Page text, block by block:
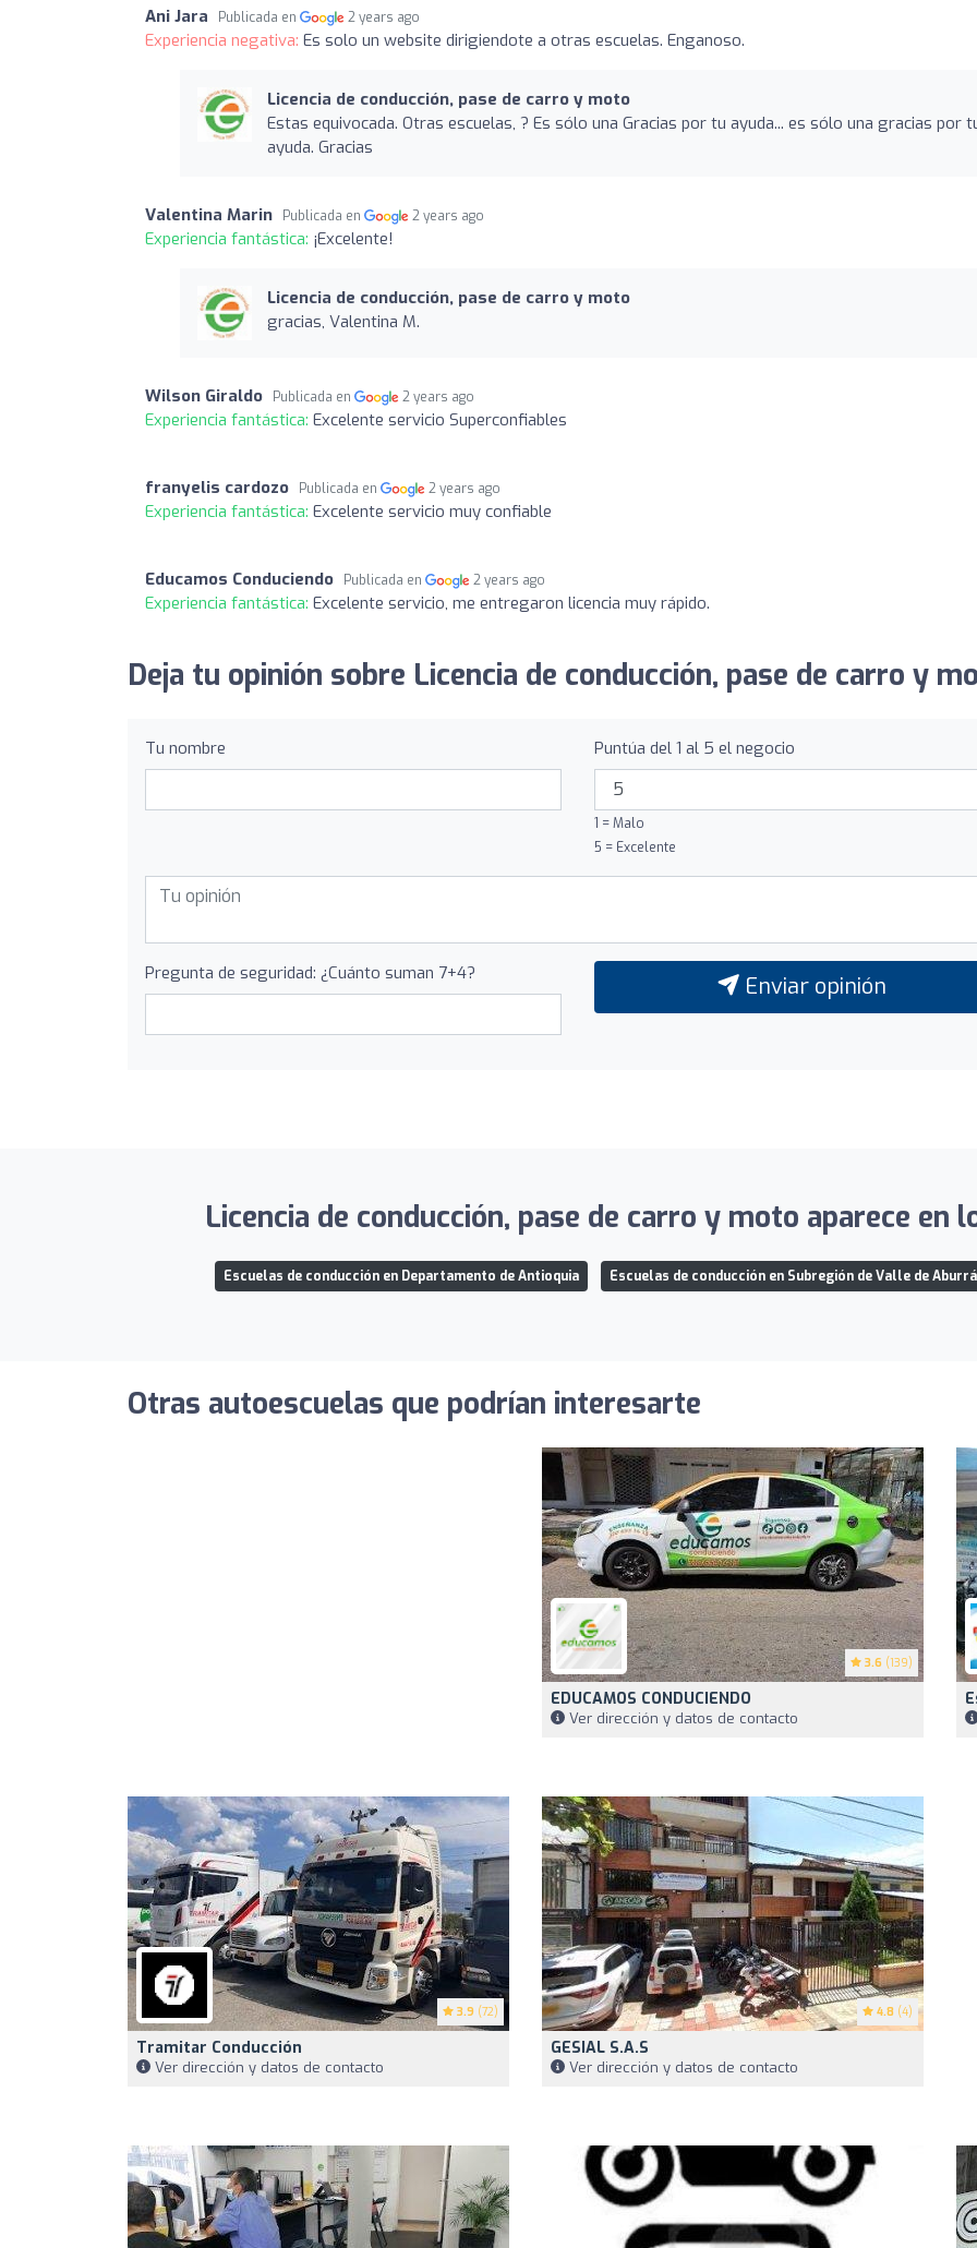
Ani Jara Publicada en 2 years ago
Experiencia negativa: Es solo un website dirigiendote a otras escuelas. Enganoso.
Licencia de conducción, pase de carro y moto
Estas equivocada. Otras escuelas, ? Es sólo una Gracias por tu ayuda... es sólo una gracias por
ayuda. Gracias
Valentina Marin Publicada en 2 years ago
Experiencia fantástica: ¡Excelente!
Licencia de conducción, pase de carro y moto
gracias, Valentina M.
Wilson Giraldo Publicada en 2 years ago
Experiencia fantástica: Excelente servicio Superconfiables
franyelis cardozo Publicada en 2 years ago
Experiencia fantástica: Excelente servicio muy confiable
Educamos Conduciendo Publicada en 2 years ago
Experiencia fantástica: Excelente servicio, me entregaron licencia muy rápido.
Deja tu opinión sobre Licencia de conducción, pase de carro y
Tu nombre Puntúa del 1 al 5 el negocio
1 = Malo
5 = Excelente
Pregunta de seguridad: ¿Cuánto suman 7+4? Enviar opinión
Licencia de conducción, pase de carro y moto aparece en
Escuelas de conducción en Departamento de Antioquia Escuelas de conducción en Subregión de Valle de Aburrá
Otras autoescuelas que podrían interesarte
3.6 (139)
EDUCAMOS CONDUCIENDO
Ver dirección y datos de contacto
3.9 (72)
Tramitar Conducción
Ver dirección y datos de contacto
4.8 (4)
GESIAL S.A.S
Ver dirección y datos de contacto